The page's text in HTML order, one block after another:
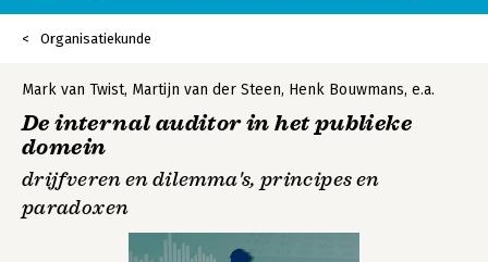
Organisatiekunde
Mark van Twist, Martijn van der Steen, Henk Bouwmans, e.a.
De internal auditor in het publieke
domein
drijfveren en dilemma's, principes en
paradoxen